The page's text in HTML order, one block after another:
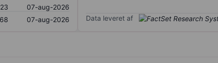
07-aug-2026
07-aug-2026 Data leveret af